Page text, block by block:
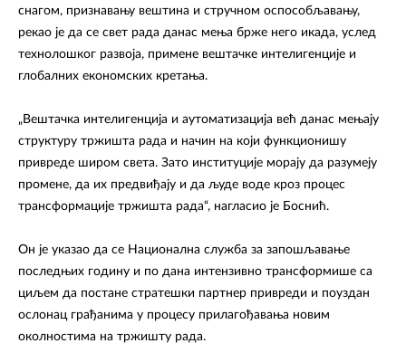
снагом, признавању вештина и стручном оспособљавању,
рекао је да се свет рада данас мења брже него икада, услед
технолошког развоја, примене вештачке интелигенције и
глобалних економских кретања.
„Вештачка интелигенција и аутоматизација већ данас мењају
структуру тржишта рада и начин на који функционишу
привреде широм света. Зато институције морају да разумеју
промене, да их предвиђају и да људе воде кроз процес
трансформације тржишта рада“, нагласио је Боснић.
Он је указао да се Национална служба за запошљавање
последњих годину и по дана интензивно трансформише са
циљем да постане стратешки партнер привреди и поуздан
ослонац грађанима у процесу прилагођавања новим
околностима на тржишту рада.